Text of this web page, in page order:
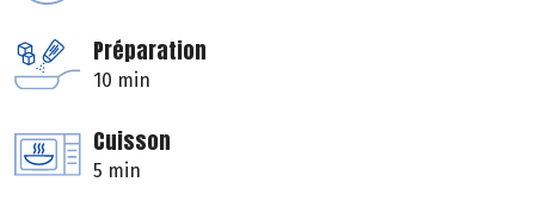
Préparation
10 min
Cuisson
5 min